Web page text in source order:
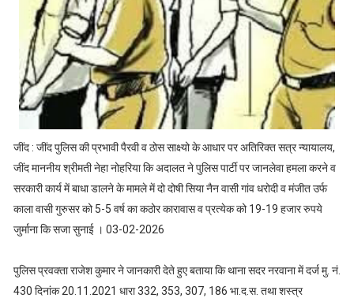
जींद : जींद पुलिस की प्रभावी पैरवी व ठोस साक्ष्यो के आधार पर अतिरिक्त सत्र न्यायालय,
जींद माननीय श्रीमती नेहा नोहरिया कि अदालत ने पुलिस पार्टी पर जानलेवा हमला करने व
सरकारी कार्य में बाधा डालने के मामले में दो दोषी सिया नैन वासी गांव धरोदी व मंजीत उर्फ
काला वासी गुरुसर को 5-5 वर्ष का कठोर कारावास व प्रत्येक को 19-19 हजार रुपये
जुर्माना कि सजा सुनाई । 03-02-2026
पुलिस प्रवक्ता राजेश कुमार ने जानकारी देते हुए बताया कि थाना सदर नरवाना में दर्ज मु. नं.
430 दिनांक 20.11.2021 धारा 332, 353, 307, 186 भा.द.स. तथा शस्त्र